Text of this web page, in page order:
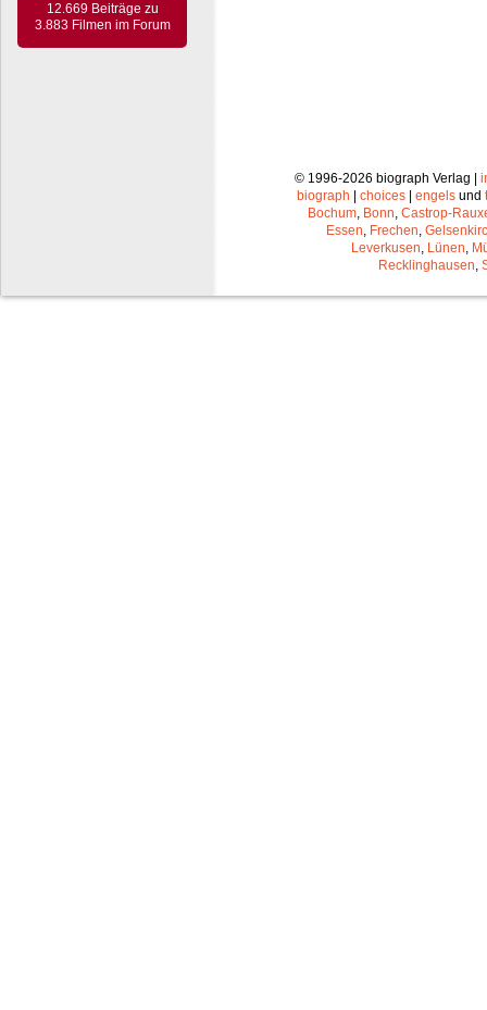
12.669 Beiträge zu
3.883 Filmen im Forum
© 1996-2026 biograph Verlag |
biograph
choices engels und
Bochum, Bonn, Castrop-
Essen, Frechen,
Leverkusen, Lünen,
Recklinghausen,